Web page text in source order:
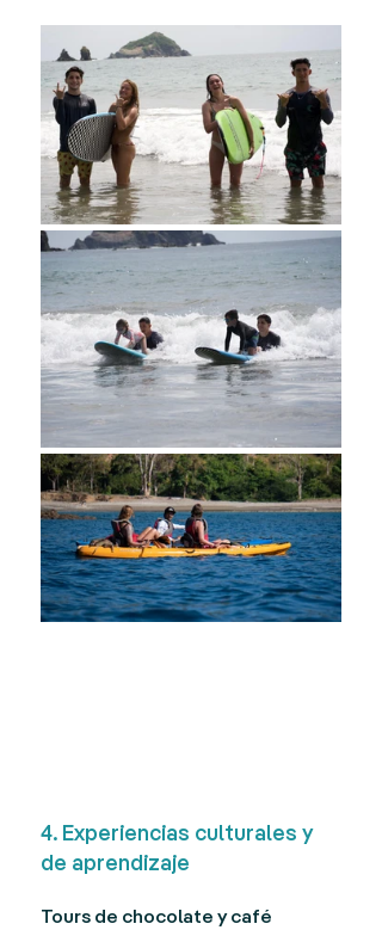
4. Experiencias culturales y
de aprendizaje
Tours de chocolate y café